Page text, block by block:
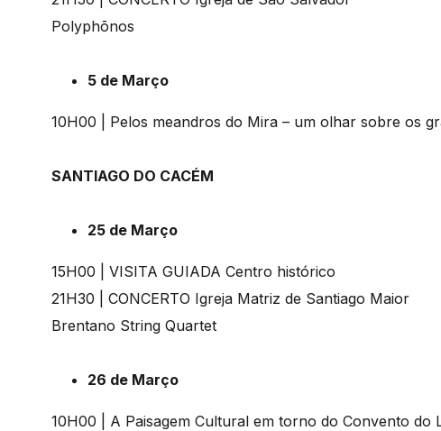
Polyphōnos
5 de Março
10H00 | Pelos meandros do Mira – um olhar sobre os
SANTIAGO DO CACÉM
25 de Março
15H00 | VISITA GUIADA Centro histórico
21H30 | CONCERTO Igreja Matriz de Santiago Maior
Brentano String Quartet
26 de Março
10H00 | A Paisagem Cultural em torno do Convento do